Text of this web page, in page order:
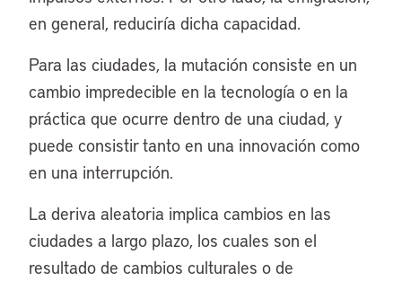
en general, reduciría dicha capacidad.
Para las ciudades, la mutación consiste en un
cambio impredecible en la tecnología o en la
práctica que ocurre dentro de una ciudad, y
puede consistir tanto en una innovación como
en una interrupción.
La deriva aleatoria implica cambios en las
ciudades a largo plazo, los cuales son el
resultado de cambios culturales o de